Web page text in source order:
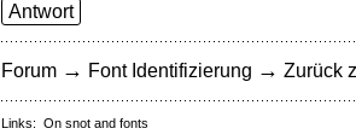
Antwort
Forum → Font Identifizierung → Zurück
Links: On snot and fonts